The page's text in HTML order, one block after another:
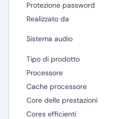
Protezione password
Realizzato da
Sistema audio
Tipo di prodotto
Processore
Cache processore
Core delle prestazioni
Cores efficienti